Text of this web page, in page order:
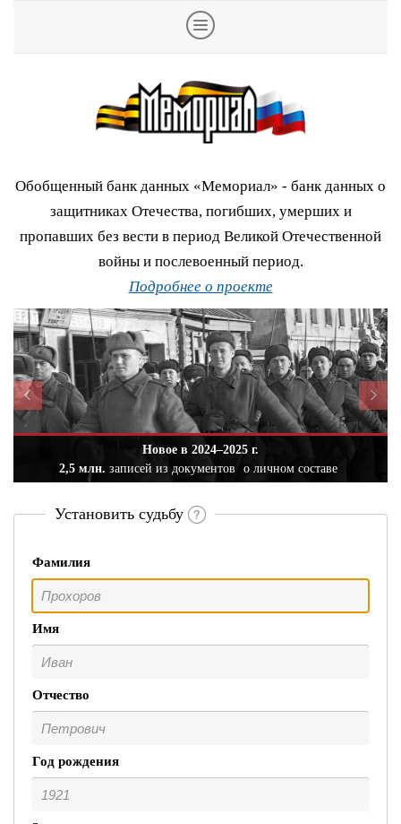
Обобщенный банк данных «Мемориал» - банк данных о
защитниках Отечества, погибших, умерших и
пропавших без вести в период Великой Отечественной
войны и послевоенный период.
Подробнее о проекте
Новое в 2024–2025 г.
2,5 млн. записей из документов о личном составе
Установить судьбу
Фамилия
Имя
Отчество
Год рождения